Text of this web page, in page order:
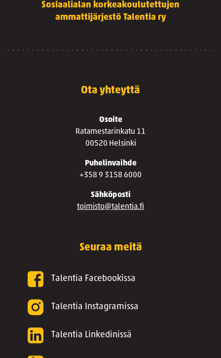
Sosiaalialan korkeakoulutettujen
ammattijärjestö Talentia ry
Ota yhteyttä
Osoite
Ratamestarinkatu 11
00520 Helsinki
Puhelinvaihde
+358 9 3158 6000
Sähköposti
toimisto@talentia.fi
Seuraa meitä
Talentia Facebookissa
Talentia Instagramissa
Talentia Linkedinissä